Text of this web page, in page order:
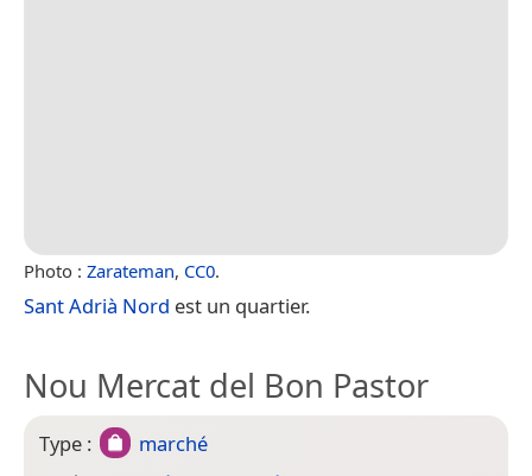
Photo : Zarateman, CC0.
Sant Adrià Nord est un quartier.
Nou Mercat del Bon Pastor
Type :
marché